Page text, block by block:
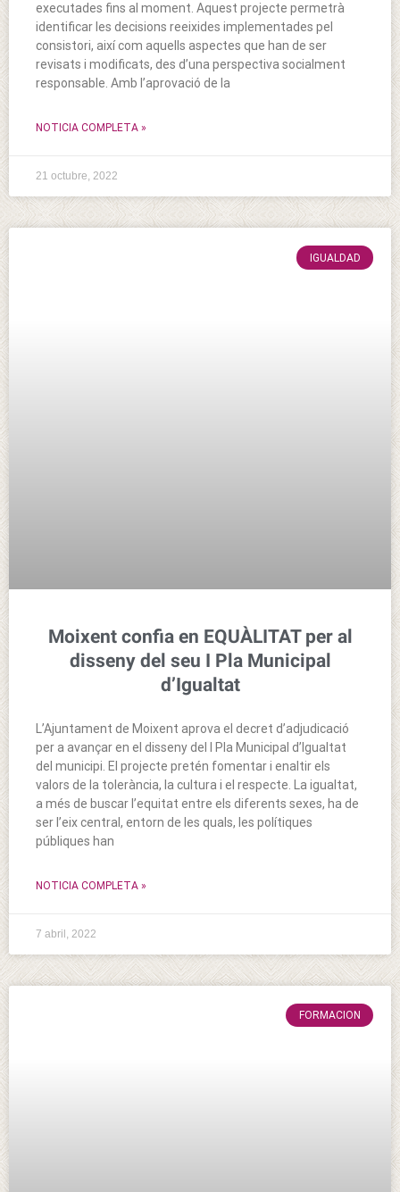
executades fins al moment. Aquest projecte permetrà
identificar les decisions reeixides implementades pel
consistori, així com aquells aspectes que han de ser
revisats i modificats, des d’una perspectiva socialment
responsable. Amb l’aprovació de la
NOTICIA COMPLETA »
21 octubre, 2022
IGUALDAD
Moixent confia en EQUÀLITAT per al
disseny del seu I Pla Municipal
d’Igualtat
L’Ajuntament de Moixent aprova el decret d’adjudicació
per a avançar en el disseny del I Pla Municipal d’Igualtat
del municipi. El projecte pretén fomentar i enaltir els
valors de la tolerància, la cultura i el respecte. La igualtat,
a més de buscar l’equitat entre els diferents sexes, ha de
ser l’eix central, entorn de les quals, les polítiques
públiques han
NOTICIA COMPLETA »
7 abril, 2022
FORMACION